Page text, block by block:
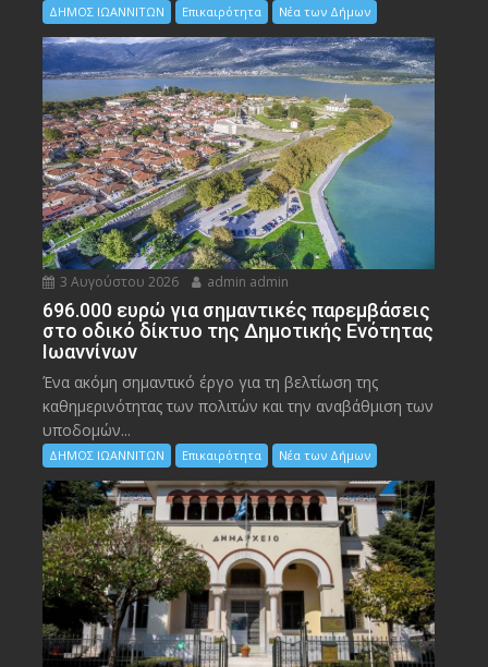
ΔΗΜΟΣ ΙΩΑΝΝΙΤΩΝ Επικαιρότητα Νέα των Δήμων
3 Αυγούστου 2026 admin admin
696.000 ευρώ για σημαντικές παρεμβάσεις
στο οδικό δίκτυο της Δημοτικής Ενότητας
Ιωαννίνων
Ένα ακόμη σημαντικό έργο για τη βελτίωση της
καθημερινότητας των πολιτών και την αναβάθμιση των
υποδομών...
ΔΗΜΟΣ ΙΩΑΝΝΙΤΩΝ Επικαιρότητα Νέα των Δήμων